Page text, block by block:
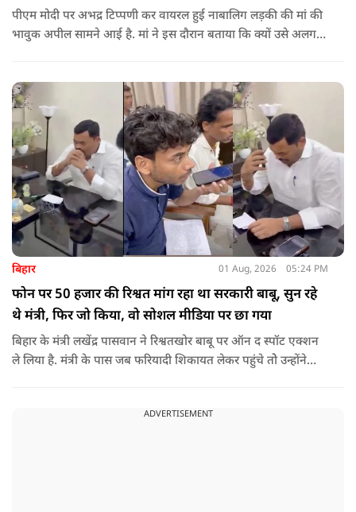
पीएम मोदी पर अभद्र टिप्पणी कर वायरल हुई नाबालिग लड़की की मां की
भावुक अपील सामने आई है. मां ने इस दौरान बताया कि क्यों उसे अलग
को गोद लेने के लिए पीएम से अपील भी की है.
बिहार 01 Aug, 2026 05:24 PM
फोन पर 50 हजार की रिश्वत मांग रहा था सरकारी बाबू, सुन रहे
थे मंत्री, फिर जो किया, वो सोशल मीडिया पर छा गया
बिहार के मंत्री लखेंद्र पासवान ने रिश्वतखोर बाबू पर ऑन द स्पॉट एक्शन
ले लिया है. मंत्री के पास जब फरियादी शिकायत लेकर पहुंचे तोे उन्होंने
ADVERTISEMENT